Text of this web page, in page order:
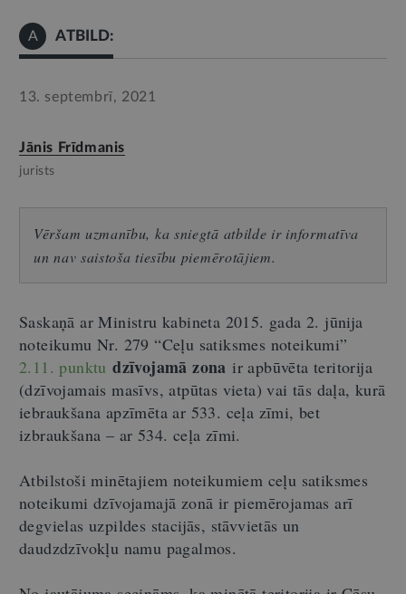
A ATBILD:
13. septembrī, 2021
Jānis Frīdmanis
jurists
Vēršam uzmanību, ka sniegtā atbilde ir informatīva
un nav saistoša tiesību piemērotājiem.
Saskaņā ar Ministru kabineta 2015. gada 2. jūnija
noteikumu Nr. 279 “Ceļu satiksmes noteikumi”
2.11. punktu dzīvojamā zona ir apbūvēta teritorija
(dzīvojamais masīvs, atpūtas vieta) vai tās daļa, kurā
iebraukšana apzīmēta ar 533. ceļa zīmi, bet
izbraukšana – ar 534. ceļa zīmi.
Atbilstoši minētajiem noteikumiem ceļu satiksmes
noteikumi dzīvojamajā zonā ir piemērojamas arī
degvielas uzpildes stacijās, stāvvietās un
daudzdzīvokļu namu pagalmos.